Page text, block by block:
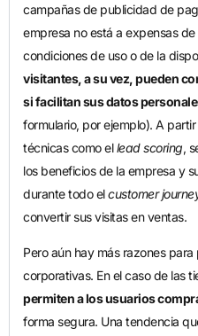
campañas de publicidad de
empresa no está a expensas
condiciones de uso o de la
visitantes, a su vez, pueden
si facilitan sus datos
formulario, por ejemplo). A
técnicas como ellead scoring,
los beneficios de la empresa y
durante todo elcustomer
convertir sus visitas en ventas.
Pero aún hay más razones
corporativas. En el caso de las
permiten a los usuarios
forma segura. Una tendencia